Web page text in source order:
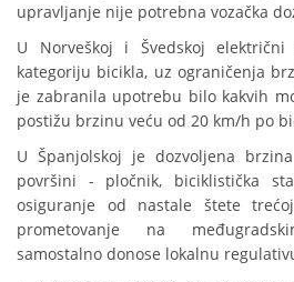
upravljanje nije potrebna vozačka
U Norveškoj i Švedskoj
kategoriju bicikla, uz ograničenja
je zabranila upotrebu bilo kakvih
postižu brzinu veću od 20 km/h po
U Španjolskoj je dozvoljena
površini - pločnik, biciklistička
osiguranje od nastale štete
prometovanje na
samostalno donose lokalnu